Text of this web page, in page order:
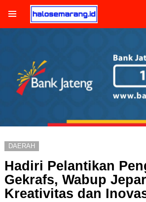
DAERAH
Hadiri Pelantikan
Gekrafs, Wabup
Kreativitas dan